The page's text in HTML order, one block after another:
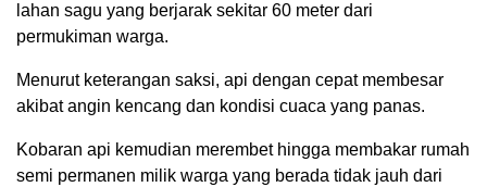
lahan sagu yang berjarak sekitar 60 meter dari
permukiman warga.
Menurut keterangan saksi, api dengan cepat membesar
akibat angin kencang dan kondisi cuaca yang panas.
Kobaran api kemudian merembet hingga membakar rumah
semi permanen milik warga yang berada tidak jauh dari